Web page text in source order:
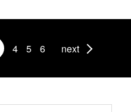
4 5 6 next